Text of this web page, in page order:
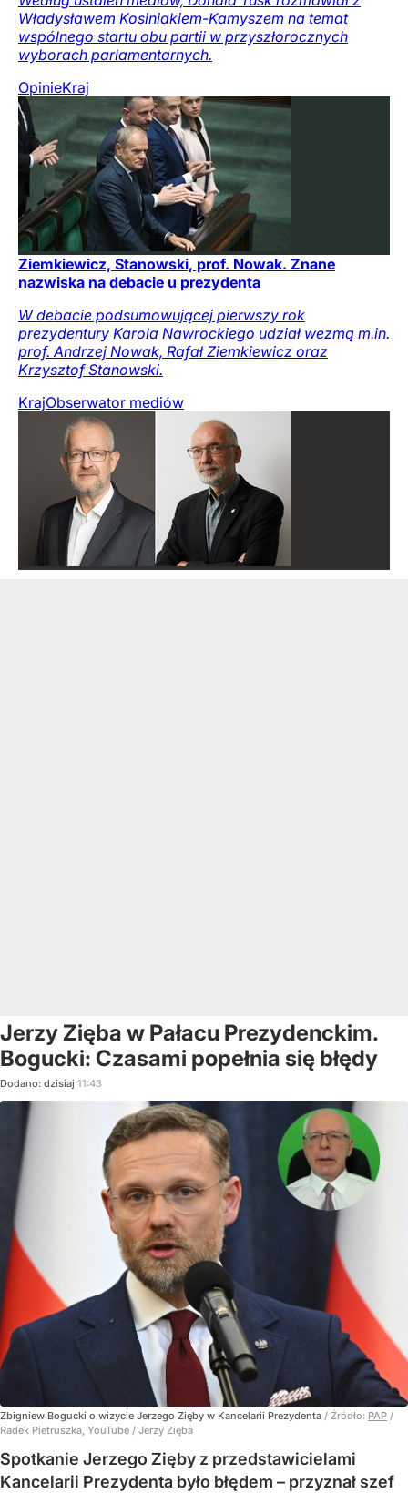
Władysławem Kosiniakiem-Kamyszem na temat
wspólnego startu obu partii w przyszłorocznych
wyborach parlamentarnych.
OpinieKraj
Ziemkiewicz, Stanowski, prof. Nowak. Znane
nazwiska na debacie u prezydenta
W debacie podsumowującej pierwszy rok
prezydentury Karola Nawrockiego udział wezmą m.in.
prof. Andrzej Nowak, Rafał Ziemkiewicz oraz
Krzysztof Stanowski.
KrajObserwator mediów
Jerzy Zięba w Pałacu Prezydenckim.
Bogucki: Czasami popełnia się błędy
Dodano: dzisiaj 11:43
Zbigniew Bogucki o wizycie Jerzego Zięby w Kancelarii Prezydenta / Źródło: PAP /
Radek Pietruszka, YouTube / Jerzy Zięba
Spotkanie Jerzego Zięby z przedstawicielami
Kancelarii Prezydenta było błędem – przyznał szef